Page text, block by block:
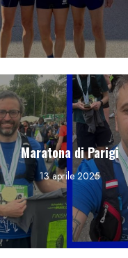
Maratona di Parigi
13 aprile 2025